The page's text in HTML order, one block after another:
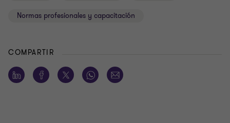
Normas profesionales y capacitación
COMPARTIR